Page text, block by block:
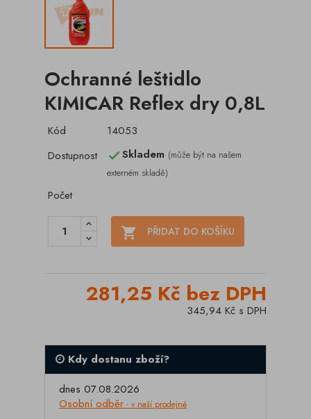
Ochranné leštidlo
KIMICAR Reflex dry 0,8L
Kód
14053
Dostupnost
Skladem (může být na našem
externém skladě)
Počet
 PŘIDAT DO KOŠÍKU
281,25 Kč bez DPH
345,94 Kč s DPH
Kdy dostanu zboží?
dnes 07.08.2026
Osobní odběr - v naší prodejně